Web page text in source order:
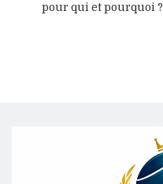
pour qui et pourquoi ?